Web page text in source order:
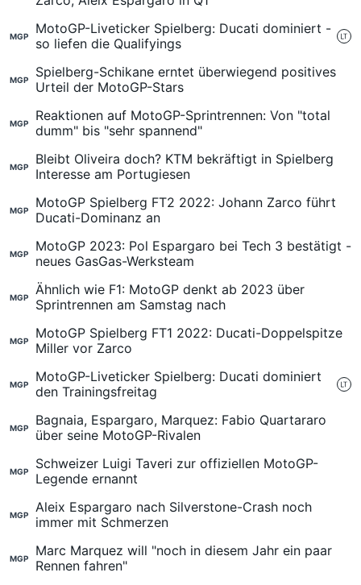
MGP
MotoGP-Liveticker Spielberg: Ducati dominiert -
so liefen die Qualifyings
MGP
Spielberg-Schikane erntet überwiegend positives
Urteil der MotoGP-Stars
MGP
Reaktionen auf MotoGP-Sprintrennen: Von "total
dumm" bis "sehr spannend"
MGP
Bleibt Oliveira doch? KTM bekräftigt in Spielberg
Interesse am Portugiesen
MGP
MotoGP Spielberg FT2 2022: Johann Zarco führt
Ducati-Dominanz an
MGP
MotoGP 2023: Pol Espargaro bei Tech 3 bestätigt -
neues GasGas-Werksteam
MGP
Ähnlich wie F1: MotoGP denkt ab 2023 über
Sprintrennen am Samstag nach
MGP
MotoGP Spielberg FT1 2022: Ducati-Doppelspitze
Miller vor Zarco
MGP
MotoGP-Liveticker Spielberg: Ducati dominiert
den Trainingsfreitag
MGP
Bagnaia, Espargaro, Marquez: Fabio Quartararo
über seine MotoGP-Rivalen
MGP
Schweizer Luigi Taveri zur offiziellen MotoGP-
Legende ernannt
MGP
Aleix Espargaro nach Silverstone-Crash noch
immer mit Schmerzen
MGP
Marc Marquez will "noch in diesem Jahr ein paar
Rennen fahren"